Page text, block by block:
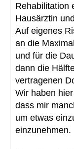
Rehabilitation
Hausärztin
Auf eigenes
an die
und für die
dann die
vertragenen
Wir haben
dass mir
um etwas
einzunehmen.